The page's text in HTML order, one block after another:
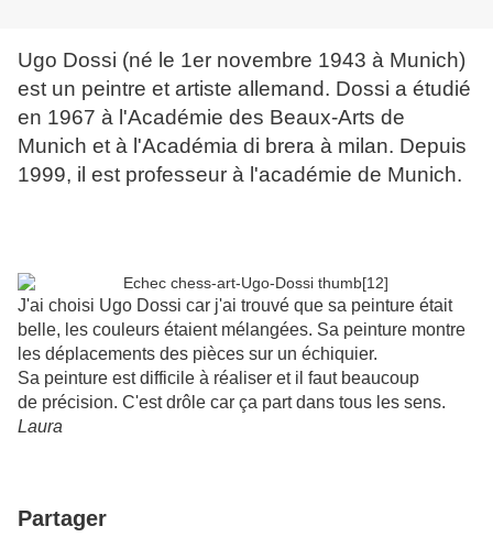
Ugo Dossi (né le 1er novembre 1943 à Munich)
est un peintre et artiste allemand. Dossi a étudié
en 1967 à l'Académie des Beaux-Arts de
Munich et à l'Académia di brera à milan. Depuis
1999, il est professeur à l'académie de Munich.
J'ai choisi Ugo Dossi car j'ai trouvé que sa peinture était
belle, les couleurs étaient mélangées. Sa peinture montre
les déplacements des pièces sur un échiquier.
Sa peinture est difficile à réaliser et il faut beaucoup
de précision. C'est drôle car ça part dans tous les sens.
Laura
Partager